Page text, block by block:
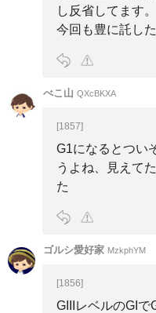
し反省してます。
今回も豊に託した
べこ山 QXcBKXA
[1857]
G1になるとつい
うよね、見えて
た
ゴルシ愛好家 MzkphYM
[1856]
GIIIレベルのGIで